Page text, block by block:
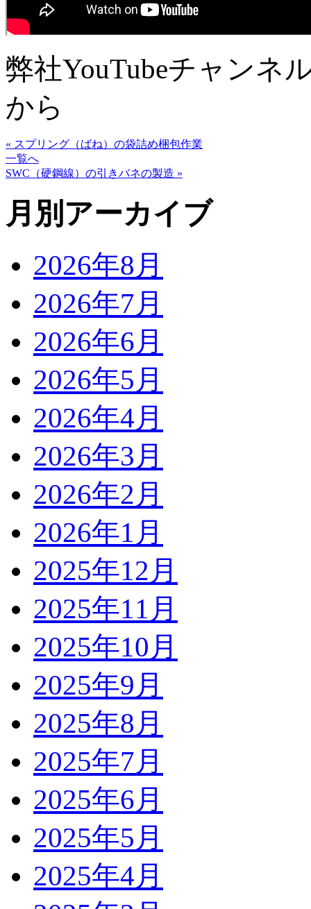
弊社YouTubeチャンネ
から
« スプリング（ばね）の袋詰め梱包作業
一覧へ
SWC（硬鋼線）の引きバネの製造 »
月別アーカイブ
2026年8月
2026年7月
2026年6月
2026年5月
2026年4月
2026年3月
2026年2月
2026年1月
2025年12月
2025年11月
2025年10月
2025年9月
2025年8月
2025年7月
2025年6月
2025年5月
2025年4月